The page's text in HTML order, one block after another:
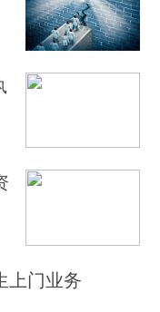
上门业务